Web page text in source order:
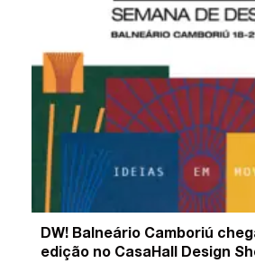
DW! Balneário Camboriú
edição no CasaHall Design